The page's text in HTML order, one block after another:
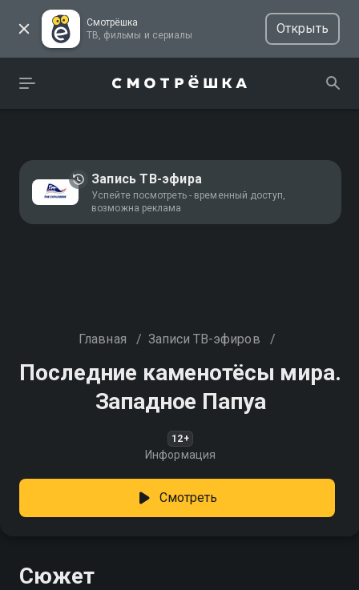
Смотрёшка
ТВ, фильмы и сериалы
Открыть
Запись ТВ-эфира
Успейте посмотреть - временный доступ,
возможна реклама
Главная / Записи ТВ-эфиров /
Последние каменотёсы мира.
Западное Папуа
12+
Информация
Смотреть
Сюжет